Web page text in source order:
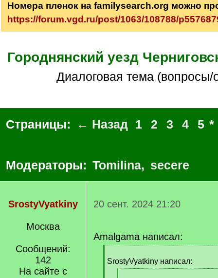
Номера пленок на familysearch.org можно
https://forum.vgd.ru/post/1063/108788/
Городнянский уезд
Диалоговая тема (вопросы/
Страницы: ← Назад 1 2 3 4 5 *
Модераторы: Tomilina, secere
SrostyVyatkiny
Москва
Сообщений:
142
На сайте с
20 сент. 2024 21:20
Amalgama написал:
q
SrostyVyatkiny написал: